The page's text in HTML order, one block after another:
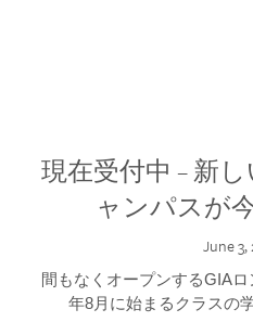
現在受付中 – 新
ャンパスが
June 3,
間もなくオープンするGIA
年8月に始まるクラスの